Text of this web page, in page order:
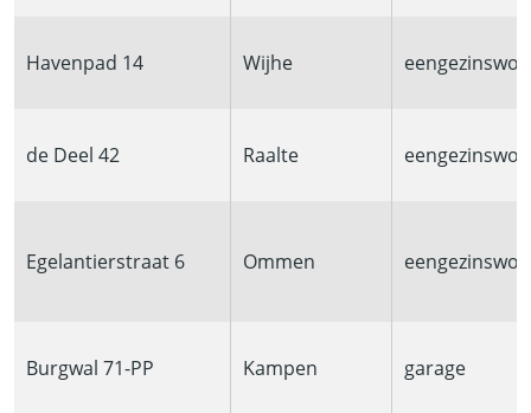
Havenpad 14 Wijhe
de Deel 42 Raalte
Egelantierstraat 6 Ommen
Burgwal 71-PP Kampen garage